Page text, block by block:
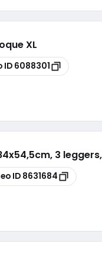
XL
ID 6088301
3
ID 8631684